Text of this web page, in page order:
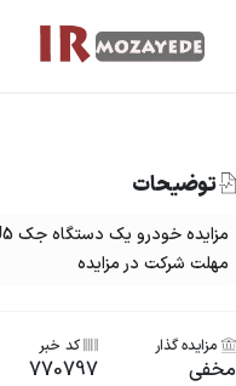
توضیحات
مهلت شرکت در مزایده
مزایده گذار
مخفی
کد خبر
770797